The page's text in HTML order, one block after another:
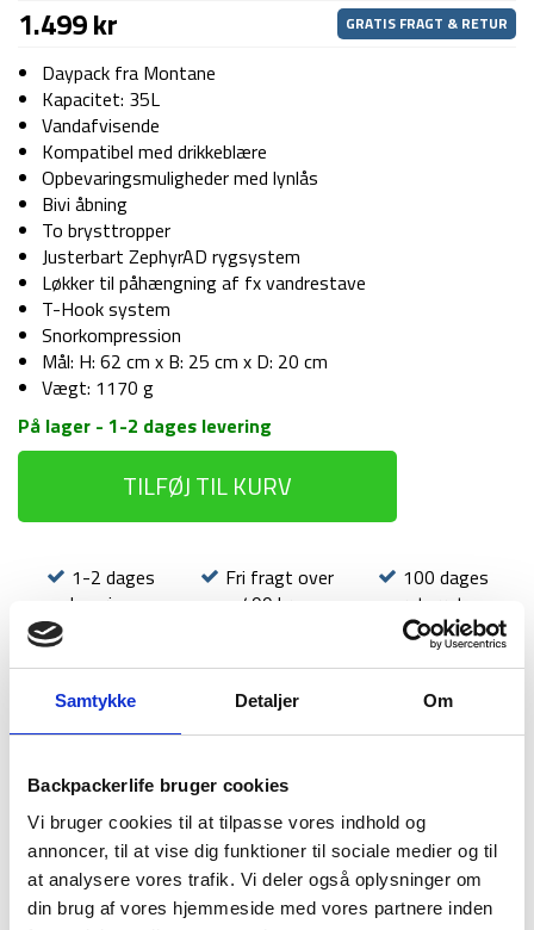
Samtykke Detaljer Om
Backpackerlife bruger cookies
Vi bruger cookies til at tilpasse vores indhold og
annoncer, til at vise dig funktioner til sociale medier og til
at analysere vores trafik. Vi deler også oplysninger om
din brug af vores hjemmeside med vores partnere inden
1.499kr GRATIS FRAGT & RETUR
Daypack fra Montane
Kapacitet: 35L
Vandafvisende
Kompatibel med drikkeblære
Opbevaringsmuligheder med lynlås
Bivi åbning
To brysttropper
Justerbart ZephyrAD rygsystem
Løkker til påhængning af fx vandrestave
T-Hook system
Snorkompression
Mål: H: 62 cm x B: 25 cm x D: 20 cm
Vægt: 1170 g
På lager - 1-2 dages levering
Rygsæk
Montane
35
liter
-
TILFØJ TIL KURV
1-2 dages
levering
Fri fragt over
499 kr
100 dages
returret
BESKRIVELSE BRAND
Rygsækken Trailblazer XT fra Montane har en kapacitet på 35
liter. Denne daypack kan tilpasses din krop, så du får den
maksimale komfort, når du har den på. Dette nye design
tager det bedste fra den ældre Trailblazer model og tilføjer